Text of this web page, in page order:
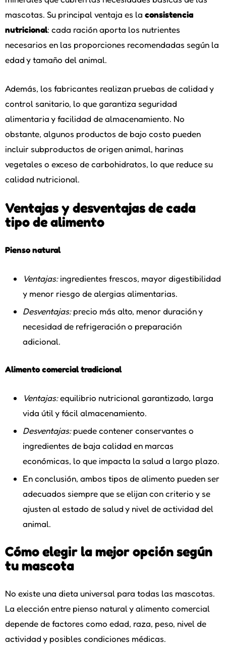
mascotas. Su principal ventaja es la consistencia
nutricional: cada ración aporta los nutrientes
necesarios en las proporciones recomendadas según la
edad y tamaño del animal.
Además, los fabricantes realizan pruebas de calidad y
control sanitario, lo que garantiza seguridad
alimentaria y facilidad de almacenamiento. No
obstante, algunos productos de bajo costo pueden
incluir subproductos de origen animal, harinas
vegetales o exceso de carbohidratos, lo que reduce su
calidad nutricional.
Ventajas y desventajas de cada
tipo de alimento
Pienso natural
Ventajas:ingredientes frescos, mayor digestibilidad
y menor riesgo de alergias alimentarias.
Desventajas:precio más alto, menor duración y
necesidad de refrigeración o preparación
adicional.
Alimento comercial tradicional
Ventajas:equilibrio nutricional garantizado, larga
vida útil y fácil almacenamiento.
Desventajas:puede contener conservantes o
ingredientes de baja calidad en marcas
económicas, lo que impacta la salud a largo plazo.
En conclusión, ambos tipos de alimento pueden ser
adecuados siempre que se elijan con criterio y se
ajusten al estado de salud y nivel de actividad del
animal.
Cómo elegir la mejor opción según
tu mascota
No existe una dieta universal para todas las mascotas.
La elección entre pienso natural y alimento comercial
depende de factores como edad, raza, peso, nivel de
actividad y posibles condiciones médicas.